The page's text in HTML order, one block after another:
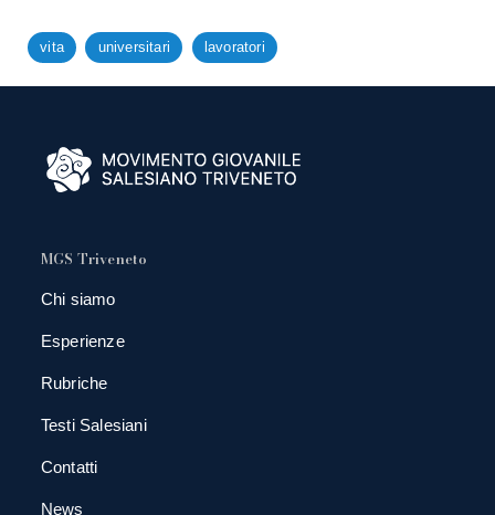
vita universitari lavoratori
MGS Triveneto
Chi siamo
Esperienze
Rubriche
Testi Salesiani
Contatti
News